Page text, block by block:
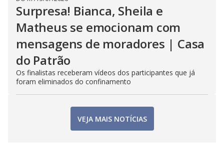
Surpresa! Bianca, Sheila e
Matheus se emocionam com
mensagens de moradores | Casa
do Patrão
Os finalistas receberam vídeos dos participantes que já
foram eliminados do confinamento
VEJA MAIS NOTÍCIAS